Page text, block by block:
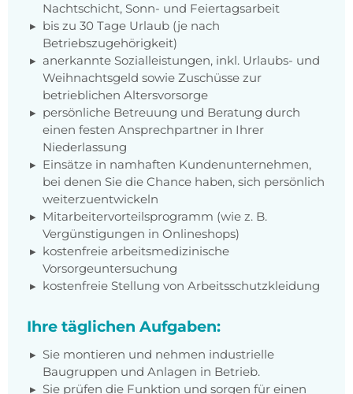
Nachtschicht, Sonn- und Feiertagsarbeit
bis zu 30 Tage Urlaub (je nach
Betriebszugehörigkeit)
anerkannte Sozialleistungen, inkl. Urlaubs- und
Weihnachtsgeld sowie Zuschüsse zur
betrieblichen Altersvorsorge
persönliche Betreuung und Beratung durch
einen festen Ansprechpartner in Ihrer
Niederlassung
Einsätze in namhaften Kundenunternehmen,
bei denen Sie die Chance haben, sich persönlich
weiterzuentwickeln
Mitarbeitervorteilsprogramm (wie z. B.
Vergünstigungen in Onlineshops)
kostenfreie arbeitsmedizinische
Vorsorgeuntersuchung
kostenfreie Stellung von Arbeitsschutzkleidung
Ihre täglichen Aufgaben:
Sie montieren und nehmen industrielle
Baugruppen und Anlagen in Betrieb.
Sie prüfen die Funktion und sorgen für einen